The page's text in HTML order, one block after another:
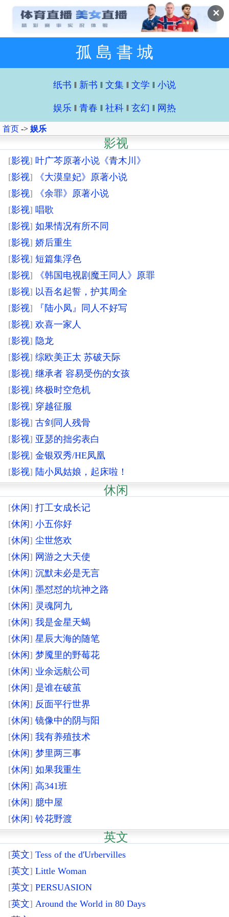
✕
孤 島 書 城
纸书 ‖ 新书 ‖ 文集 ‖ 文学 ‖ 小说
娱乐 ‖ 青春 ‖ 社科 ‖ 玄幻 ‖ 网热
首页 -> 娱乐
影视
[影视] 叶广芩原著小说《青木川》
[影视]
《大漠皇妃》原著小说
[影视]
《余罪》原著小说
[影视] 唱歌
[影视] 如果情况有所不同
[影视] 娇后重生
[影视] 短篇集浮色
[影视]
《韩国电视剧魔王同人》原罪
[影视] 以吾名起誓，护其周全
[影视]
『陆小凤』同人不好写
[影视] 欢喜一家人
[影视] 隐龙
[影视] 综欧美正太 苏破天际
[影视] 继承者 容易受伤的女孩
[影视] 终极时空危机
[影视] 穿越征服
[影视] 古剑同人残骨
[影视] 亚瑟的拙劣表白
[影视] 金银双秀/HE凤凰
[影视] 陆小凤姑娘，起床啦！
休闲
[休闲] 打工女成长记
[休闲] 小五你好
[休闲] 尘世悠欢
[休闲] 网游之大天使
[休闲] 沉默未必是无言
[休闲] 墨怼怼的坑神之路
[休闲] 灵魂阿九
[休闲] 我是金星天蝎
[休闲] 星辰大海的随笔
[休闲] 梦魇里的野莓花
[休闲] 业余远航公司
[休闲] 是谁在破茧
[休闲] 反面平行世界
[休闲] 镜像中的阴与阳
[休闲] 我有养殖技术
[休闲] 梦里两三事
[休闲] 如果我重生
[休闲] 高341班
[休闲] 臆中屋
[休闲] 铃花野渡
英文
[英文] Tess of the d'Urbervilles
[英文] Little Woman
[英文] PERSUASION
[英文] Around the World in 80 Days